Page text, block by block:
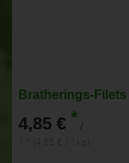
Bratherings-Filets
4,85 € * /